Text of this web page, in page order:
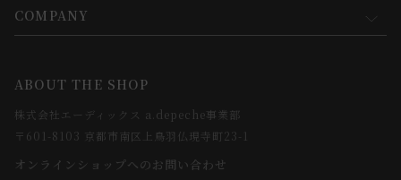
会員規約について
会員登録について
お支払方法について
お届けについて
コンセプト
webカタログ
COMPANY
求人情報
法人のお客様
ABOUT THE SHOP
株式会社エーディックス a.depeche事業部
〒601-8103 京都市南区上鳥羽仏現寺町23-1
オンラインショップへのお問い合わせ